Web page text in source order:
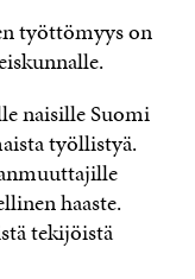
työttömyys on
naisille Suomi
työllistyä.
haaste.
tekijöistä